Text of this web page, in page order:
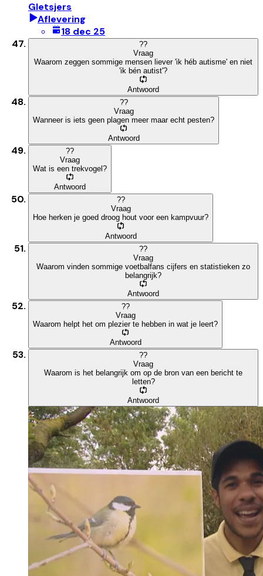
Gletsjers
Aflevering
18 dec 25
??
Vraag
Waarom zeggen sommige mensen liever 'ik héb autisme' en niet
'ik bén autist'?
Antwoord
??
Vraag
Wanneer is iets geen plagen meer maar echt pesten?
Antwoord
??
Vraag
Wat is een trekvogel?
Antwoord
??
Vraag
Hoe herken je goed droog hout voor een kampvuur?
Antwoord
??
Vraag
Waarom vinden sommige voetbalfans cijfers en statistieken zo
belangrijk?
Antwoord
??
Vraag
Waarom helpt het om plezier te hebben in wat je leert?
Antwoord
??
Vraag
Waarom is het belangrijk om op de bron van een bericht te
letten?
Antwoord